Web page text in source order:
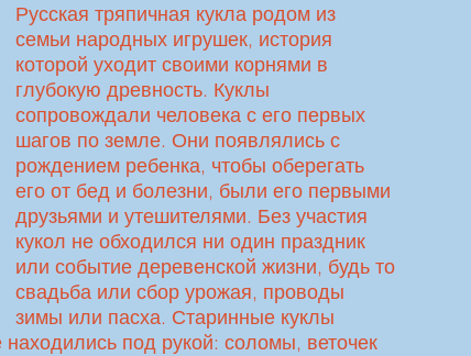
Русская тряпичная кукла родом из
семьи народных игрушек, история
которой уходит своими корнями в
глубокую древность. Куклы
сопровождали человека с его первых
шагов по земле. Они появлялись с
рождением ребенка, чтобы оберегать
его от бед и болезни, были его первыми
друзьями и утешителями. Без участия
кукол не обходился ни один праздник
или событие деревенской жизни, будь то
свадьба или сбор урожая, проводы
зимы или пасха. Старинные куклы
находились под рукой: соломы, веточек